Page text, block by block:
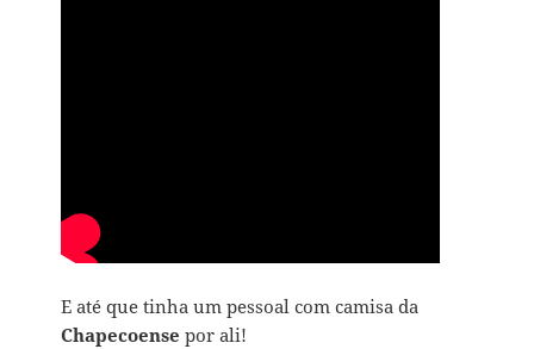
E até que tinha um pessoal com camisa da
Chapecoense por ali!